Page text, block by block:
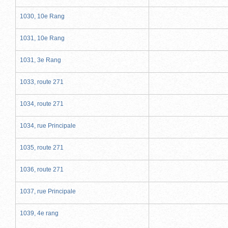
1030, 10e Rang
1031, 10e Rang
1031, 3e Rang
1033, route 271
1034, route 271
1034, rue Principale
1035, route 271
1036, route 271
1037, rue Principale
1039, 4e rang